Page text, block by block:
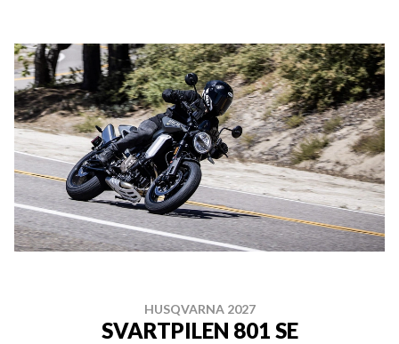
HUSQVARNA 2027
SVARTPILEN 801 SE